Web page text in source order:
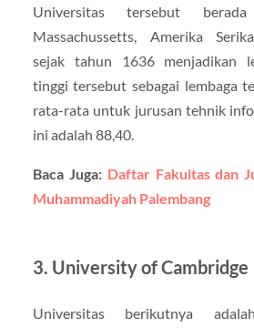
Universitas tersebut
Massachussetts, Amerika
sejak tahun 1636 menjadikan
tinggi tersebut sebagai lembaga
rata-rata untuk jurusan tehnik
ini adalah 88,40.
Baca Juga: Daftar Fakultas dan
Muhammadiyah Palembang
3. University of Cambridge
Universitas berikutnya